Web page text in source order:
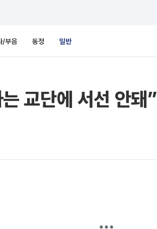
/부음 동정 일반
교단에 서선 안돼”